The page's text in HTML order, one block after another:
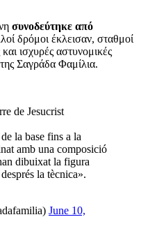
συνοδεύτηκε από
δρόμοι έκλεισαν, σταθμοί
ισχυρές αστυνομικές
Σαγράδα Φαμίλια.
de Jesucrist
la base fins a la
amb una composició
dibuixat la figura
la tècnica».
June 10,